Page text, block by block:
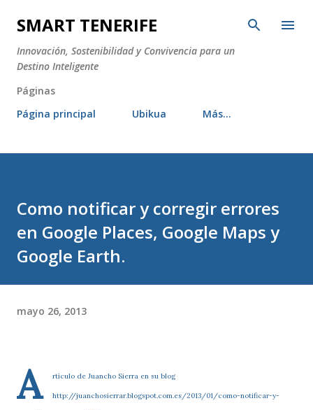
Ir al contenido principal
SMART TENERIFE
Innovación, Sostenibilidad y Convivencia para un
Destino Inteligente
Páginas
Página principal
Ubikua Más…
Como notificar y corregir errores
en Google Places, Google Maps y
Google Earth.
mayo 26, 2013
A rtículo de Juancho Sierra en su blog
http://juanchosierrar.blogspot.com.es/2013/01/como-notificar-y-